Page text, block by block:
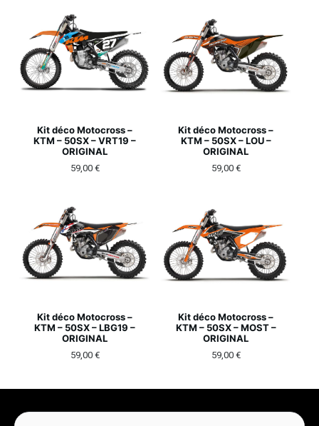
Kit déco Motocross –
KTM – 50SX – VRT19 –
ORIGINAL
59,00 €
Kit déco Motocross –
KTM – 50SX – LOU –
ORIGINAL
59,00 €
Kit déco Motocross –
KTM – 50SX – LBG19 –
ORIGINAL
59,00 €
Kit déco Motocross –
KTM – 50SX – MOST –
ORIGINAL
59,00 €